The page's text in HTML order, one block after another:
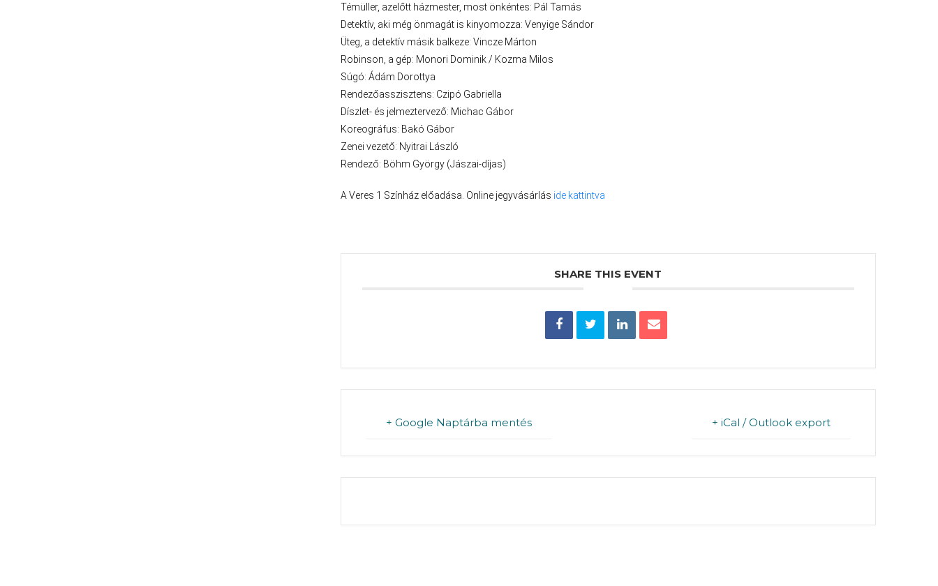
Témüller, azelőtt házmester, most önkéntes: Pál Tamás
Detektív, aki még önmagát is kinyomozza: Venyige Sándor
Üteg, a detektív másik balkeze: Vincze Márton
Robinson, a gép: Monori Dominik / Kozma Milos
Súgó: Ádám Dorottya
Rendezőasszisztens: Czipó Gabriella
Díszlet- és jelmeztervező: Michac Gábor
Koreográfus: Bakó Gábor
Zenei vezető: Nyitrai László
Rendező: Böhm György (Jászai-díjas)
A Veres 1 Színház előadása. Online jegyvásárlás ide kattintva
SHARE THIS EVENT
+ Google Naptárba mentés + iCal / Outlook export